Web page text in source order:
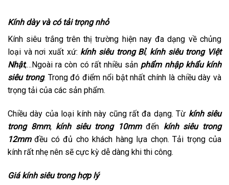
Kính dày và có tải trọng nhỏ
Kính siêu trắng trên thị trường hiện nay đa dạng về chủng
loại và nơi xuất xứ: kính siêu trong Bỉ, kính siêu trong Việt
Nhật,…Ngoài ra còn có rất nhiều sản phẩm nhập khẩu kính
siêu trong. Trong đó điểm nổi bật nhất chính là chiều dày và
trọng tải của các sản phẩm.
Chiều dày của loại kính này cũng rất đa dạng. Từ kính siêu
trong 8mm, kính siêu trong 10mmđến kính siêu trong
12mmđều có đủ cho khách hàng lựa chọn. Tải trọng của
kính rất nhẹ nên sẽ cực kỳ dễ dàng khi thi công.
Giá kính siêu trong hợp lý